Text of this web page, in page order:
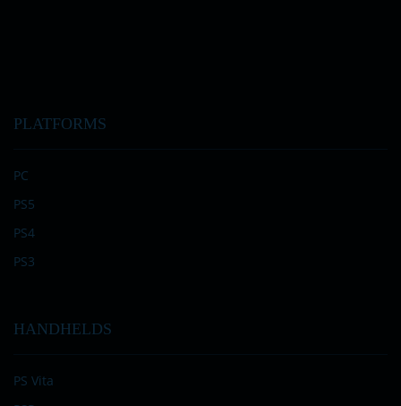
PLATFORMS
PC
PS5
PS4
PS3
HANDHELDS
PS Vita